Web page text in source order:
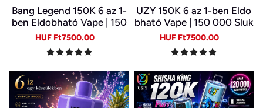
Bang Legend 150K 6 az 1-
ben Eldobható Vape | 150
000 Slukk | USB-C Újratöl
thető E-cigi | 6 Íz Egy Kész
ülékben
Sale
HUF Ft7500.00
UZY 150K 6 az 1-ben Eldo
bható Vape | 150 000 Sluk
k | 10 Ízkombináció | LED K
ijelző | Type-C Újratölthet
ő E-cigi
Sale
HUF Ft7500.00